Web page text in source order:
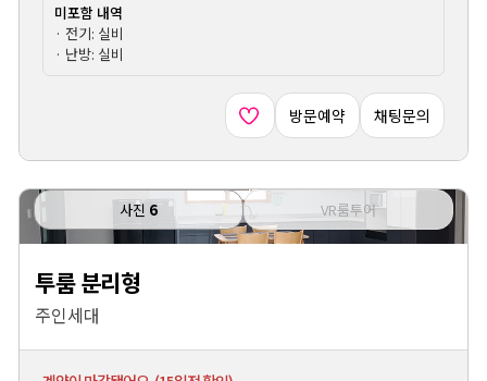
미포함 내역
· 전기: 실비
· 난방: 실비
방문예약 채팅문의
사진 6 VR룸투어
투룸 분리형
주인세대